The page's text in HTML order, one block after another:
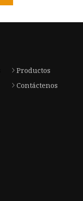
Productos
Contáctenos